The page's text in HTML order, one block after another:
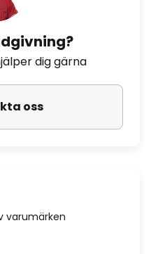
dig gärna
oss
varumärken